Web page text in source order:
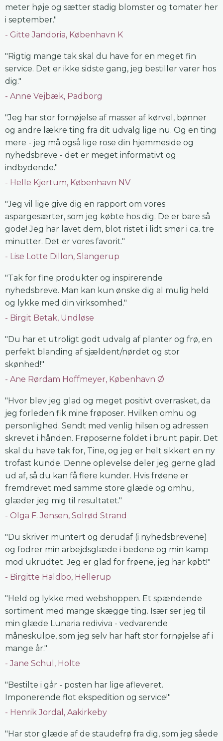
meter høje og sætter stadig blomster og tomater her
i september."
Gitte Jandoria, København K
"Rigtig mange tak skal du have for en meget fin
service. Det er ikke sidste gang, jeg bestiller varer hos
dig."
Anne Vejbæk, Padborg
"Jeg har stor fornøjelse af masser af kørvel, bønner
og andre lækre ting fra dit udvalg lige nu. Og en ting
mere - jeg må også lige rose din hjemmeside og
nyhedsbreve - det er meget informativt og
indbydende."
Helle Kjertum, København NV
"Jeg vil lige give dig en rapport om vores
aspargesærter, som jeg købte hos dig. De er bare så
gode! Jeg har lavet dem, blot ristet i lidt smør i ca. tre
minutter. Det er vores favorit."
Lise Lotte Dillon, Slangerup
"Tak for fine produkter og inspirerende
nyhedsbreve. Man kan kun ønske dig al mulig held
og lykke med din virksomhed."
Birgit Betak, Undløse
"Du har et utroligt godt udvalg af planter og frø, en
perfekt blanding af sjældent/nørdet og stor
skønhed!"
Ane Rørdam Hoffmeyer, København Ø
"Hvor blev jeg glad og meget positivt overrasket, da
jeg forleden fik mine frøposer. Hvilken omhu og
personlighed. Sendt med venlig hilsen og adressen
skrevet i hånden. Frøposerne foldet i brunt papir. Det
skal du have tak for, Tine, og jeg er helt sikkert en ny
trofast kunde. Denne oplevelse deler jeg gerne glad
ud af, så du kan få flere kunder. Hvis frøene er
fremdrevet med samme store glæde og omhu,
glæder jeg mig til resultatet."
Olga F. Jensen, Solrød Strand
"Du skriver muntert og derudaf (i nyhedsbrevene)
og fodrer min arbejdsglæde i bedene og min kamp
mod ukrudtet. Jeg er glad for frøene, jeg har købt!"
Birgitte Haldbo, Hellerup
"Held og lykke med webshoppen. Et spændende
sortiment med mange skægge ting. Især ser jeg til
min glæde Lunaria rediviva - vedvarende
måneskulpe, som jeg selv har haft stor fornøjelse af i
mange år."
Jane Schul, Holte
"Bestilte i går - posten har lige afleveret.
Imponerende flot ekspedition og service!"
Henrik Jordal, Aakirkeby
"Har stor glæde af de staudefrø fra dig, som jeg såede